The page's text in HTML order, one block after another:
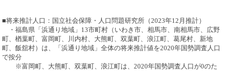
■将来推計人口：国立社会保障・人口問題研究所（2023年12月推計）
・福島県「浜通り地域」13市町村（いわき市、相馬市、南相馬市、広野
町、楢葉町、富岡町、川内村、大熊町、双葉町、浪江町、葛尾村、新地
町、飯舘村）は、「浜通り地域」全体の将来推計値を2020年国勢調査人口
で按分
※富岡町、大熊町、双葉町、浪江町は、2020年国勢調査人口が0のた